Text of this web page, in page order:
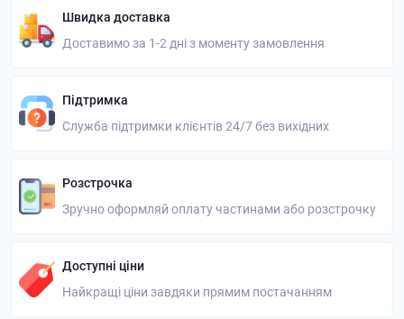
Швидка доставка
Доставимо за 1-2 дні з моменту замовлення
Підтримка
Служба підтримки клієнтів 24/7 без вихідних
Розстрочка
Зручно оформляй оплату частинами або розстрочку
Доступні ціни
Найкращі ціни завдяки прямим постачанням